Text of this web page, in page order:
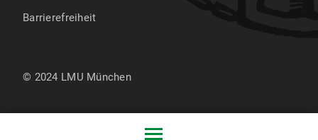
Barrierefreiheit
© 2024 LMU München